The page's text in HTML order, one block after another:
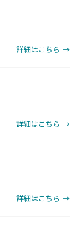
詳細はこちら →
詳細はこちら →
詳細はこちら →